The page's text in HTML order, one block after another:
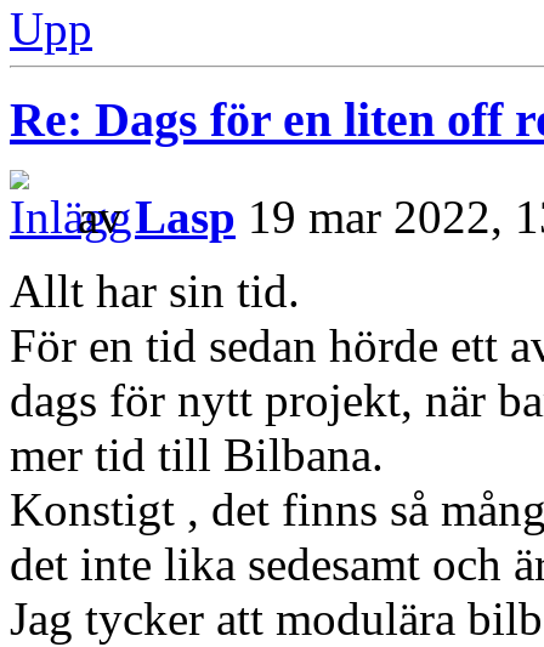
Upp
Re: Dags för en liten off
avLasp 19 mar 2022,
Allt har sin tid.
För en tid sedan hörde ett
dags för nytt projekt, när
mer tid till Bilbana.
Konstigt , det finns så
det inte lika sedesamt och
Jag tycker att modulära